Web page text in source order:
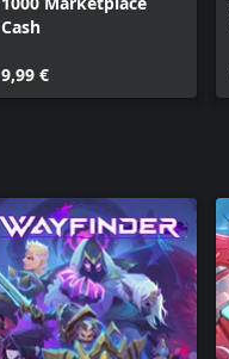
Cash
9,99 €